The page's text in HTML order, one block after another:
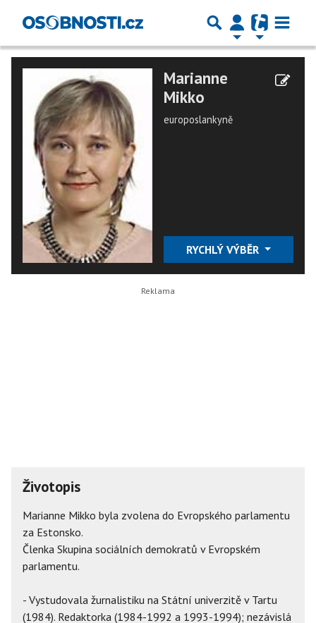
Marianne
Mikko
europoslankyně
RYCHLÝ VÝBĚR
Životopis
Marianne Mikko byla zvolena do Evropského parlamentu
za Estonsko.
Členka Skupina sociálních demokratů v Evropském
parlamentu.
- Vystudovala žurnalistiku na Státní univerzitě v Tartu
(1984). Redaktorka (1984-1992 a 1993-1994); nezávislá